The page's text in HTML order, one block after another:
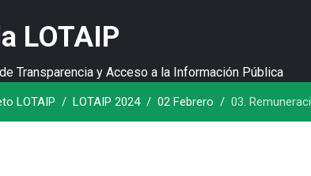
LOTAIP
Transparencia y Acceso a la Información Pública
LOTAIP LOTAIP 2024 02 Febrero 03.